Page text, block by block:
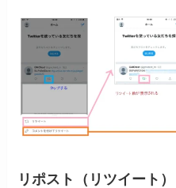
リポスト（リツイート）